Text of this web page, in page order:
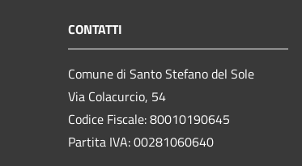
CONTATTI
Comune di Santo Stefano del Sole
Via Colacurcio, 54
Codice Fiscale: 80010190645
Partita IVA: 00281060640